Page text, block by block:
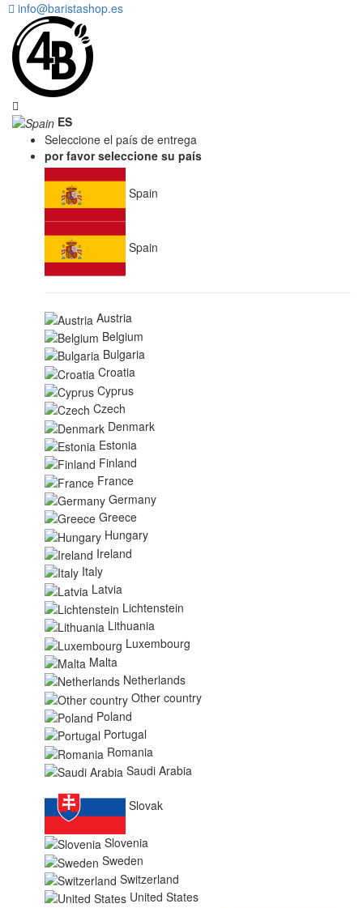
info@baristashop.es
ES
Seleccione el país de entrega
por favor seleccione su país
Spain
Spain
Austria
Belgium
Bulgaria
Croatia
Cyprus
Czech
Denmark
Estonia
Finland
France
Germany
Greece
Hungary
Ireland
Italy
Latvia
Lichtenstein
Lithuania
Luxembourg
Malta
Netherlands
Other country
Poland
Portugal
Romania
Saudi Arabia
Slovak
Slovenia
Sweden
Switzerland
United States